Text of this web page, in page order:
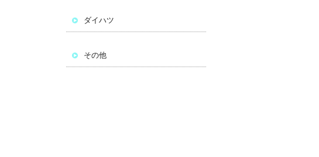
ダイハツ
その他